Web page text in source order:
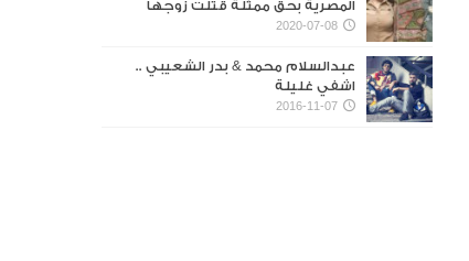
المصرية بحق ممثلة قتلت زوجها
2020-07-08
عبدالسلام محمد & بدر الشعيبي ..
اشفي غليلة
2016-11-07